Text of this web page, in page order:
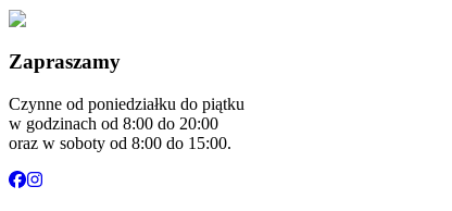
Zapraszamy
Czynne od poniedziałku do piątku
w godzinach od 8:00 do 20:00
oraz w soboty od 8:00 do 15:00.